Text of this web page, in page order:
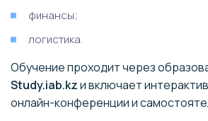
финансово-
юридического
университета (МФЮА)
IT-
Колледж Казанского
финансы;
логистика.
Обучение проходит через
Study.iab.kzи включает
онлайн-конференции и